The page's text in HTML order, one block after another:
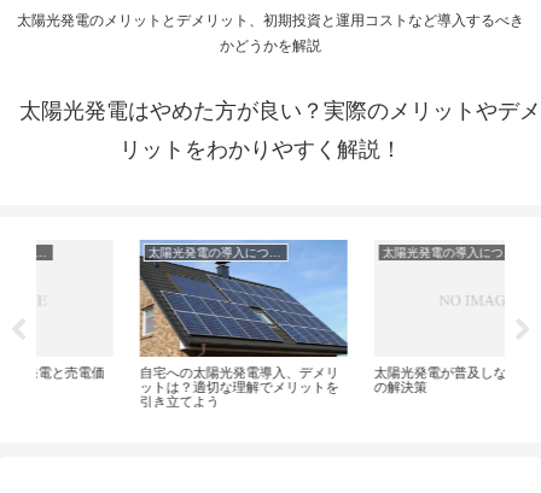
太陽光発電のメリットとデメリット、初期投資と運用コストなど導入するべき
かどうかを解説
太陽光発電はやめた方が良い？実際のメリットやデメ
リットをわかりやすく解説！
太陽光発電の導入について
自宅への太陽光発電導入、デメリ
ットは？適切な理解でメリットを
太陽光発電の導入について
太陽光発電が普及しない理由とそ
の解決策